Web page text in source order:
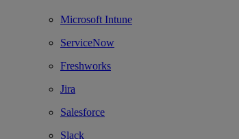
Microsoft Intune
ServiceNow
Freshworks
Jira
Salesforce
Slack